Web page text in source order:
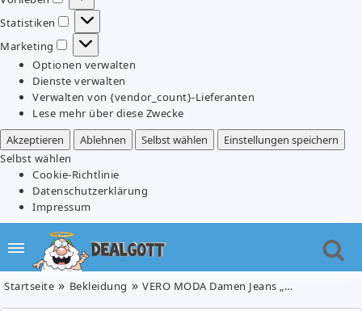
Vorlieben
Statistiken
Statistiken
Marketing
Marketing
Optionen verwalten
Dienste verwalten
Verwalten von {vendor_count}-Lieferanten
Lese mehr über diese Zwecke
Akzeptieren
Ablehnen Selbst wählen
Einstellungen speichern
Selbst wählen
Cookie-Richtlinie
Datenschutzerklärung
Impressum
Startseite Bekleidung VERO MODA Damen Jeans „Law 783“ für €9,99